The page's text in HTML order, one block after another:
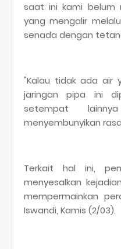
saat ini kami belum
yang mengalir
senada dengan
"Kalau tidak ada air
jaringan pipa ini
setempat
menyembunyikan
Terkait hal ini,
menyesalkan
mempermainkan
Iswandi, Kamis (2/03).